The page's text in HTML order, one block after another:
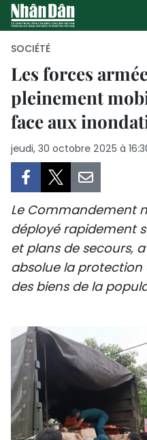
PAGE
PAYS
SOCIÉTÉ
Les forces
pleinement
face aux
jeudi, 30 octobre 2025 à
Le Commandement
déployé rapidement
et plans de secours,
absolue la protection
des biens de la